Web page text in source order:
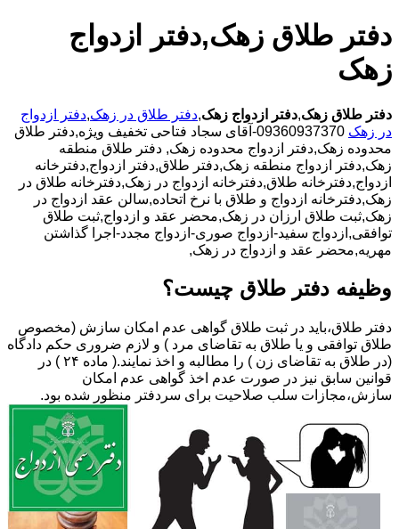
دفتر طلاق زهک,دفتر ازدواج
زهک
دفتر طلاق زهک,دفتر ازدواج زهک,دفتر طلاق در زهک,دفتر ازدواج
در زهک
09360937370-آقای سجاد فتاحی تخفیف ویژه,دفتر طلاق
محدوده زهک,دفتر ازدواج محدوده زهک, دفتر طلاق منطقه
زهک,دفتر ازدواج منطقه زهک,دفتر طلاق,دفتر ازدواج,دفترخانه
ازدواج,دفترخانه طلاق,دفترخانه ازدواج در زهک,دفترخانه طلاق در
زهک,دفترخانه ازدواج و طلاق با نرخ اتحاده,سالن عقد ازدواج در
زهک,ثبت طلاق ارزان در زهک,محضر عقد و ازدواج,ثبت طلاق
توافقی,ازدواج سفید-ازدواج صوری-ازدواج مجدد-اجرا گذاشتن
مهریه,محضر عقد و ازدواج در زهک,
وظیفه دفتر طلاق چیست؟
دفتر طلاق،باید در ثبت طلاق گواهی عدم امکان سازش (مخصوص
طلاق توافقی و یا طلاق به تقاضای مرد ) و لازم ضروری حکم دادگاه
(در طلاق به تقاضای زن ) را مطالبه و اخذ نمایند.( ماده ۲۴ ) در
قوانین سابق نیز در صورت عدم اخذ گواهی عدم امکان
سازش،مجازات سلب صلاحیت برای سردفتر منظور شده بود.